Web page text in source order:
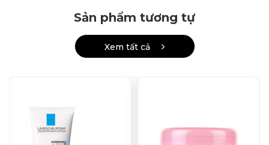
Sản phẩm tương tự
Xem tất cả